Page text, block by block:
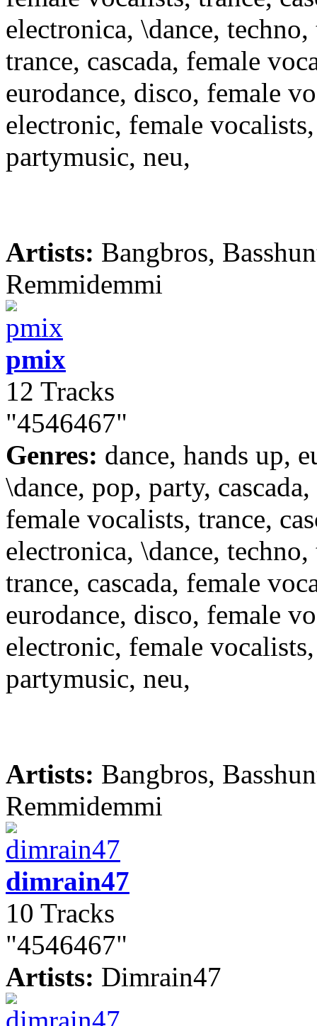
electronica, \dance,
trance, cascada, female
eurodance, disco, female
electronic, female
partymusic, neu,
Artists: Bangbros,
Remmidemmi
pmix
12 Tracks
"4546467"
Genres: dance, hands up,
\dance, pop, party,
female vocalists, trance,
electronica, \dance,
trance, cascada, female
eurodance, disco, female
electronic, female
partymusic, neu,
Artists: Bangbros,
Remmidemmi
dimrain47
10 Tracks
"4546467"
Artists: Dimrain47